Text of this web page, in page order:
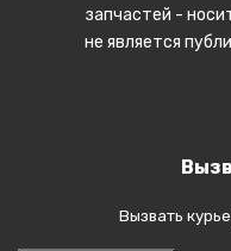
запчастей -
не является
Вызвать